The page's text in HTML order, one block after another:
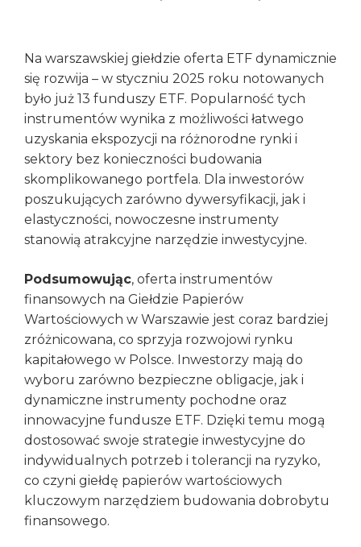
Na warszawskiej giełdzie oferta ETF dynamicznie
się rozwija – w styczniu 2025 roku notowanych
było już 13 funduszy ETF. Popularność tych
instrumentów wynika z możliwości łatwego
uzyskania ekspozycji na różnorodne rynki i
sektory bez konieczności budowania
skomplikowanego portfela. Dla inwestorów
poszukujących zarówno dywersyfikacji, jak i
elastyczności, nowoczesne instrumenty
stanowią atrakcyjne narzędzie inwestycyjne.
Podsumowując, oferta instrumentów
finansowych na Giełdzie Papierów
Wartościowych w Warszawie jest coraz bardziej
zróżnicowana, co sprzyja rozwojowi rynku
kapitałowego w Polsce. Inwestorzy mają do
wyboru zarówno bezpieczne obligacje, jak i
dynamiczne instrumenty pochodne oraz
innowacyjne fundusze ETF. Dzięki temu mogą
dostosować swoje strategie inwestycyjne do
indywidualnych potrzeb i tolerancji na ryzyko,
co czyni giełdę papierów wartościowych
kluczowym narzędziem budowania dobrobytu
finansowego.